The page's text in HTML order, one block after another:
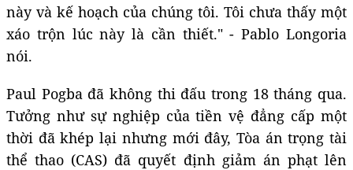
này và kế hoạch của chúng tôi. Tôi chưa thấy một
xáo trộn lúc này là cần thiết." - Pablo Longoria
nói.
Paul Pogba đã không thi đấu trong 18 tháng qua.
Tưởng như sự nghiệp của tiền vệ đẳng cấp một
thời đã khép lại nhưng mới đây, Tòa án trọng tài
thể thao (CAS) đã quyết định giảm án phạt lên